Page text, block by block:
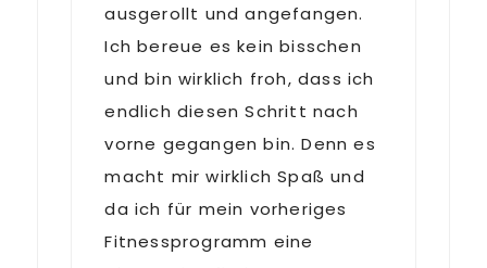
ausgerollt und angefangen.
Ich bereue es kein bisschen
und bin wirklich froh, dass ich
endlich diesen Schritt nach
vorne gegangen bin. Denn es
macht mir wirklich Spaß und
da ich für mein vorheriges
Fitnessprogramm eine